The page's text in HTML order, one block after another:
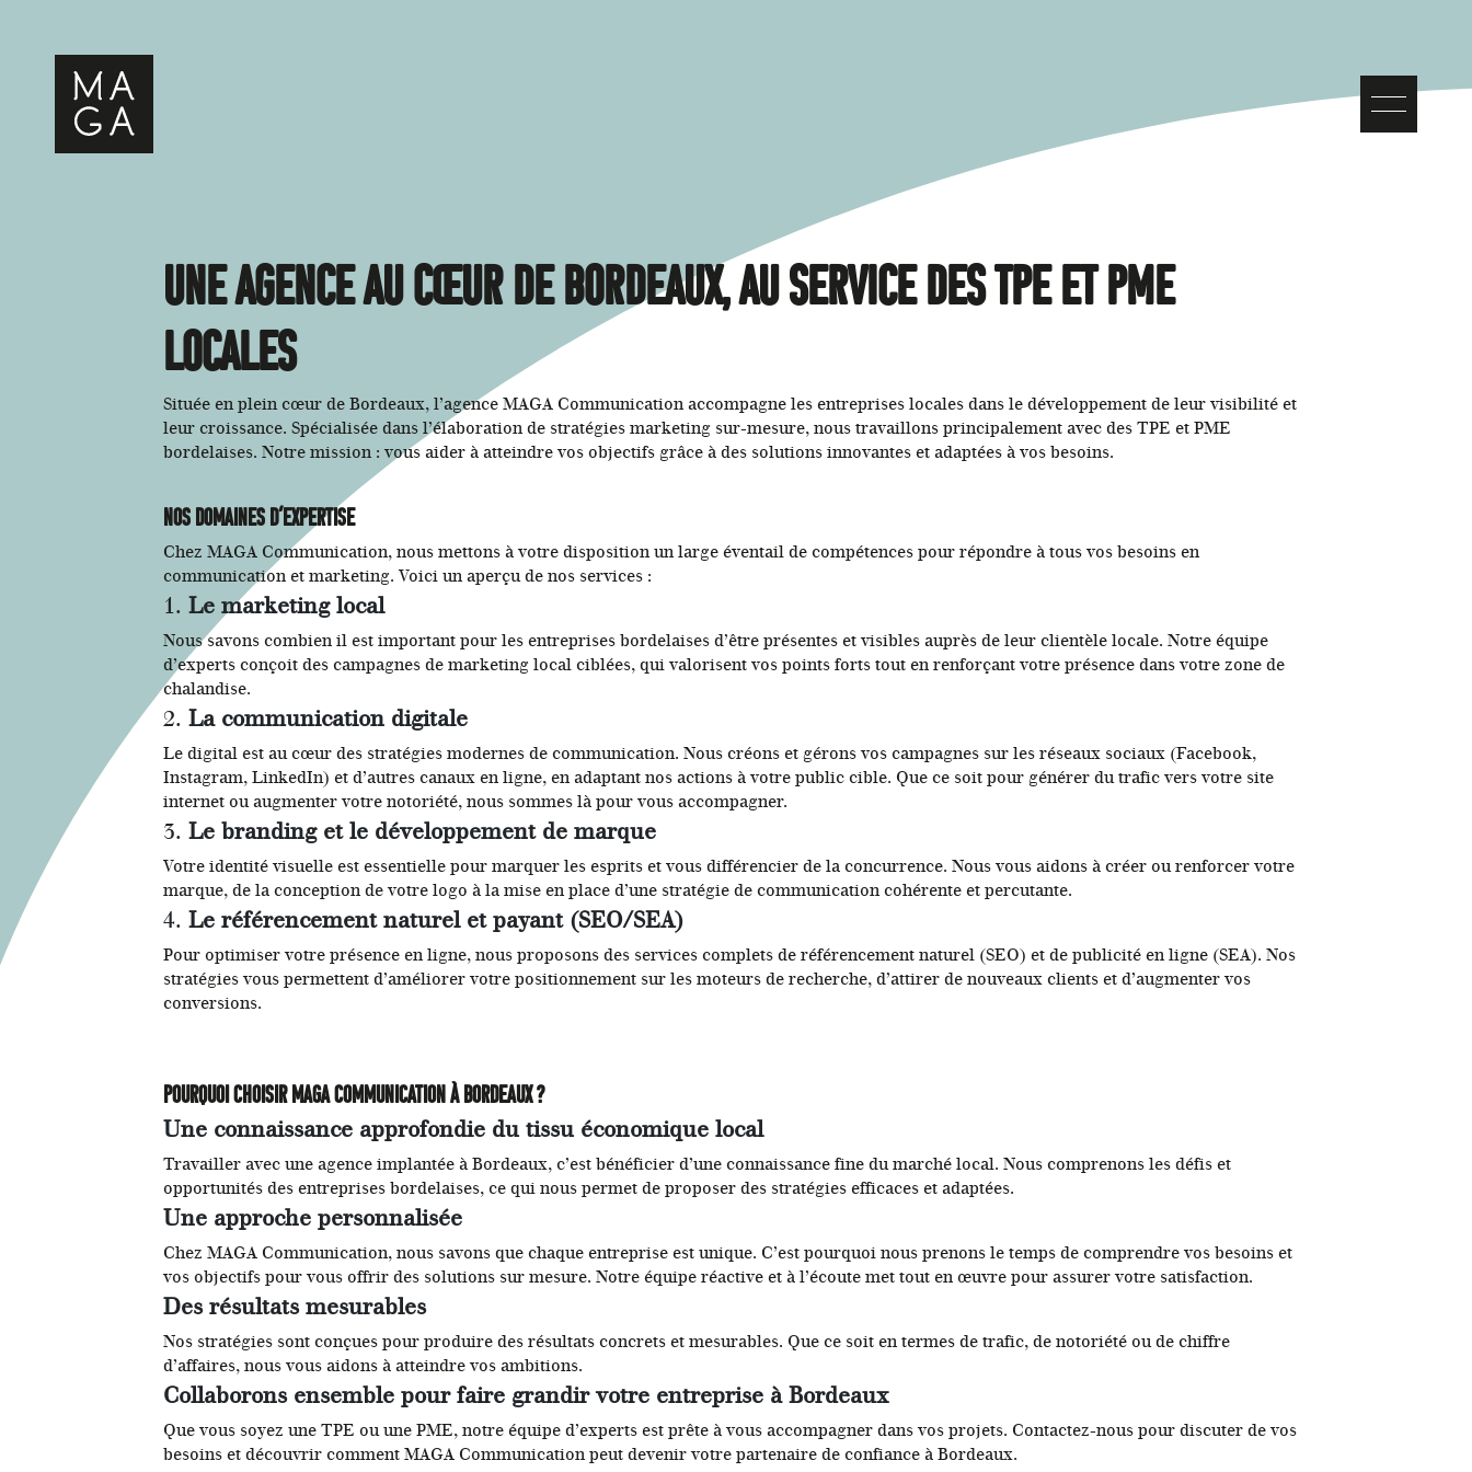
Une agence au cœur de Bordeaux, au service des TPE et PME
locales
Située en plein cœur de Bordeaux, l’agence MAGA Communication accompagne les entreprises locales dans le développement de leur visibilité et
leur croissance. Spécialisée dans l’élaboration de stratégies marketing sur-mesure, nous travaillons principalement avec des TPE et PME
bordelaises. Notre mission : vous aider à atteindre vos objectifs grâce à des solutions innovantes et adaptées à vos besoins.
Nos domaines d’expertise
Chez MAGA Communication, nous mettons à votre disposition un large éventail de compétences pour répondre à tous vos besoins en
communication et marketing. Voici un aperçu de nos services :
1.Le marketing local
Nous savons combien il est important pour les entreprises bordelaises d’être présentes et visibles auprès de leur clientèle locale. Notre équipe
d’experts conçoit des campagnes de marketing local ciblées, qui valorisent vos points forts tout en renforçant votre présence dans votre zone de
chalandise.
2.La communication digitale
Le digital est au cœur des stratégies modernes de communication. Nous créons et gérons vos campagnes sur les réseaux sociaux (Facebook,
Instagram, LinkedIn) et d’autres canaux en ligne, en adaptant nos actions à votre public cible. Que ce soit pour générer du trafic vers votre site
internet ou augmenter votre notoriété, nous sommes là pour vous accompagner.
3.Le branding et le développement de marque
Votre identité visuelle est essentielle pour marquer les esprits et vous différencier de la concurrence. Nous vous aidons à créer ou renforcer votre
marque, de la conception de votre logo à la mise en place d’une stratégie de communication cohérente et percutante.
4.Le référencement naturel et payant (SEO/SEA)
Pour optimiser votre présence en ligne, nous proposons des services complets de référencement naturel (SEO) et de publicité en ligne (SEA). Nos
stratégies vous permettent d’améliorer votre positionnement sur les moteurs de recherche, d’attirer de nouveaux clients et d’augmenter vos
conversions.
Pourquoi choisir MAGA Communication à Bordeaux ?
Une connaissance approfondie du tissu économique local
Travailler avec une agence implantée à Bordeaux, c’est bénéficier d’une connaissance fine du marché local. Nous comprenons les défis et
opportunités des entreprises bordelaises, ce qui nous permet de proposer des stratégies efficaces et adaptées.
Une approche personnalisée
Chez MAGA Communication, nous savons que chaque entreprise est unique. C’est pourquoi nous prenons le temps de comprendre vos besoins et
vos objectifs pour vous offrir des solutions sur mesure. Notre équipe réactive et à l’écoute met tout en œuvre pour assurer votre satisfaction.
Des résultats mesurables
Nos stratégies sont conçues pour produire des résultats concrets et mesurables. Que ce soit en termes de trafic, de notoriété ou de chiffre
d’affaires, nous vous aidons à atteindre vos ambitions.
Collaborons ensemble pour faire grandir votre entreprise à Bordeaux
Que vous soyez une TPE ou une PME, notre équipe d’experts est prête à vous accompagner dans vos projets. Contactez-nous pour discuter de vos
besoins et découvrir comment MAGA Communication peut devenir votre partenaire de confiance à Bordeaux.